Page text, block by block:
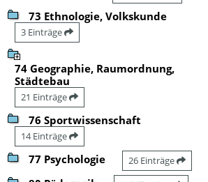
73 Ethnologie, Volkskunde
3 Einträge
74 Geographie, Raumordnung,
Städtebau
21 Einträge
76 Sportwissenschaft
14 Einträge
77 Psychologie 26 Einträge